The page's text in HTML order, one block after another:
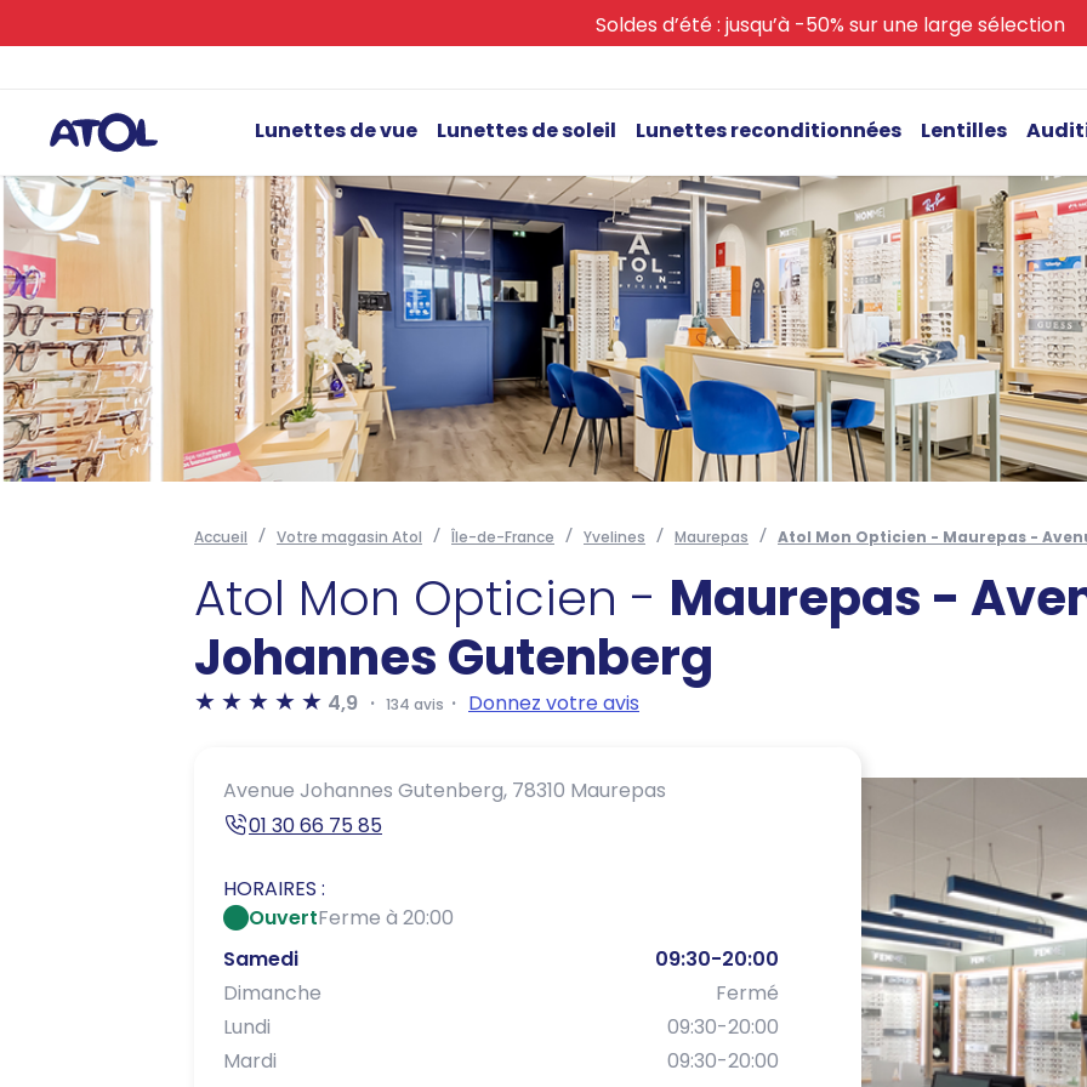
Soldes d’été : jusqu’à -50% sur une large sélection
Lunettes de vue Lunettes de soleil Lunettes reconditionnées Lentilles
Accueil Votre magasin Atol Île-de-France Yvelines Maurepas Atol Mon Opticien - Maurepas -
Atol Mon Opticien - Maurepas -
Johannes Gutenberg
4,9 134 avis Donnez votre avis
Avenue Johannes Gutenberg, 78310 Maurepas
01 30 66 75 85
HORAIRES :
OuvertFerme à 20:00
Samedi
09:30-20:00
Dimanche
Fermé
Lundi
09:30-20:00
Mardi
09:30-20:00